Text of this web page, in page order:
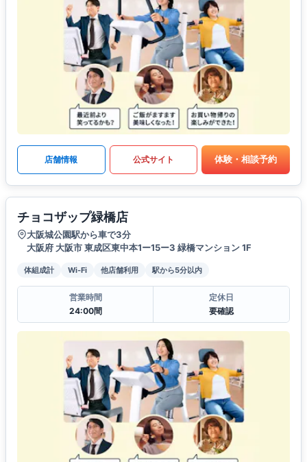
店舗情報 公式サイト 体験・相談予約
チョコザップ緑橋店
大阪城公園駅から車で3分
大阪府 大阪市 東成区東中本1ー15ー3 緑橋マンション 1F
体組成計 Wi-Fi 他店舗利用 駅から5分以内
営業時間
24:00間
定休日
要確認